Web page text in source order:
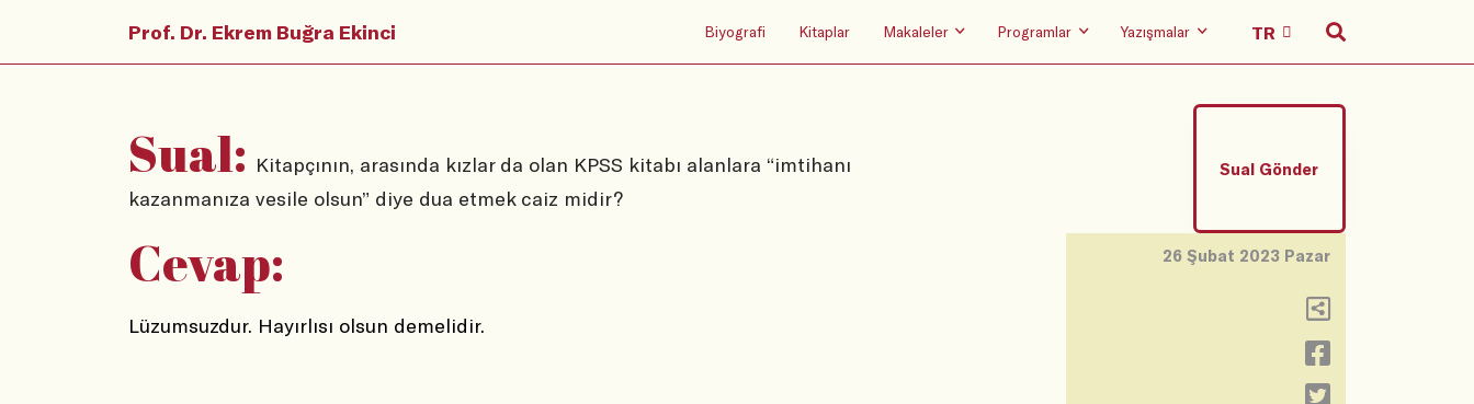
Prof. Dr. Ekrem Buğra Ekinci Biyografi Kitaplar Makaleler Programlar Yazışmalar
Sual: Kitapçının, arasında kızlar da olan KPSS kitabı alanlara “imtihanı
kazanmanıza vesile olsun” diye dua etmek caiz midir?
Sual Gönder
Cevap:
Lüzumsuzdur. Hayırlısı olsun demelidir.
26 Şubat 2023 Pazar